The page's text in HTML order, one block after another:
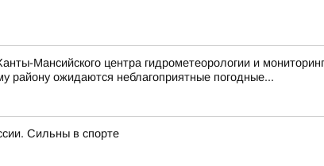
Мансийского центра гидрометеорологии и
району ожидаются неблагоприятные погодные...
Сильны в спорте